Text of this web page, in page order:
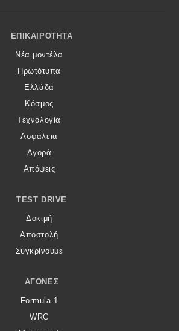
Footer Menu
ΕΠΙΚΑΙΡΌΤΗΤΑ
Νέα μοντέλα
Πρωτότυπα
Ελλάδα
Κόσμος
Τεχνολογία
Ασφάλεια
Αγορά
Απόψεις
TEST DRIVE
Δοκιμή
Αποστολή
Συγκρίνουμε
ΑΓΏΝΕΣ
Formula 1
WRC